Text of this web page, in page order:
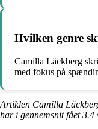
Hvilken genre
Camilla Läckberg
med fokus på
Artiklen Camilla
har i gennemsnit fået3.4